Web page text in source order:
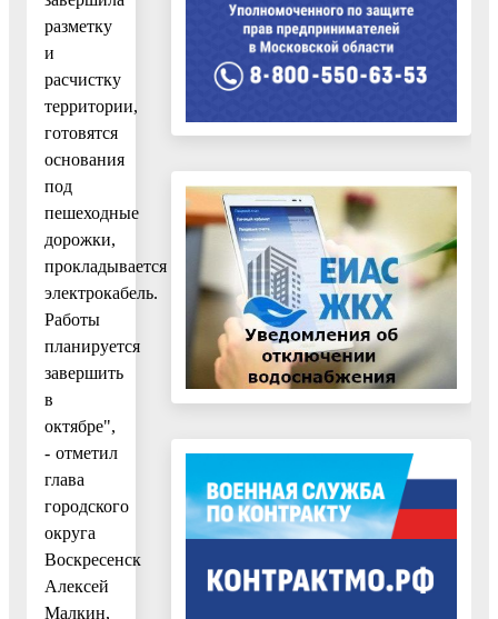
разметку
и
расчистку
территории,
готовятся
основания
под
пешеходные
дорожки,
прокладывается
электрокабель.
Работы
планируется
завершить
в
октябре",
- отметил
глава
городского
округа
Воскресенск
Алексей
Малкин,